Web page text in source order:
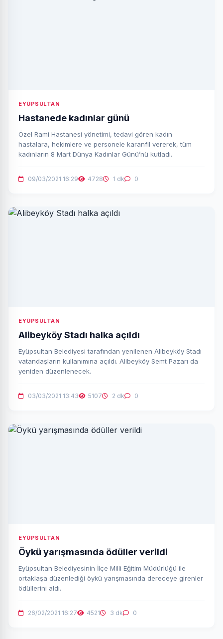
EYÜPSULTAN
Hastanede kadınlar günü
Özel Rami Hastanesi yönetimi, tedavi gören kadın
hastalara, hekimlere ve personele karanfil vererek, tüm
kadınların 8 Mart Dünya Kadınlar Günü’nü kutladı.
09/03/2021 16:29 4728 1 dk 0
EYÜPSULTAN
Alibeyköy Stadı halka açıldı
Eyüpsultan Belediyesi tarafından yenilenen Alibeyköy Stadı
vatandaşların kullanımına açıldı. Alibeyköy Semt Pazarı da
yeniden düzenlenecek.
03/03/2021 13:43 5107 2 dk 0
EYÜPSULTAN
Öykü yarışmasında ödüller verildi
Eyüpsultan Belediyesinin İlçe Milli Eğitim Müdürlüğü ile
ortaklaşa düzenlediği öykü yarışmasında dereceye girenler
ödüllerini aldı.
26/02/2021 16:27 4521 3 dk 0